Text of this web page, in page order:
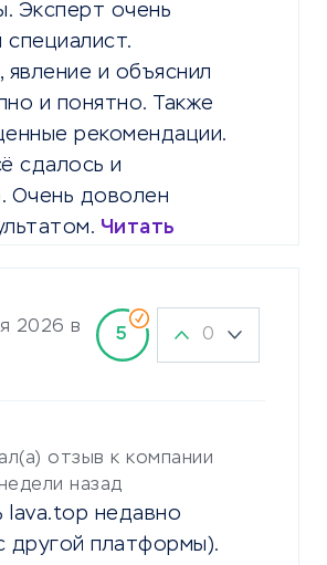
Эксперт очень
явление и объяснил
и понятно. Также
рекомендации.
сдалось и
Очень доволен
Читать
2026 в
5 0
отзыв к компании
назад
lava.top недавно
другой платформы).